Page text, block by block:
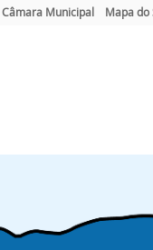
Municipal Mapa do